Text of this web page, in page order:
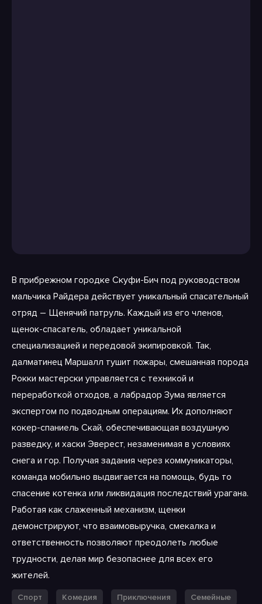
В прибрежном городке Скуфи-Бич под руководством
мальчика Райдера действует уникальный спасательный
отряд – Щенячий патруль. Каждый из его членов,
щенок-спасатель, обладает уникальной
специализацией и передовой экипировкой. Так,
далматинец Маршалл тушит пожары, смешанная порода
Рокки мастерски управляется с техникой и
переработкой отходов, а лабрадор Зума является
экспертом по подводным операциям. Их дополняют
кокер-спаниель Скай, обеспечивающая воздушную
разведку, и хаски Эверест, незаменимая в условиях
снега и гор. Получая задания через коммуникаторы,
команда мобильно выдвигается на помощь, будь то
спасение котенка или ликвидация последствий урагана.
Работая как слаженный механизм, щенки
демонстрируют, что взаимовыручка, смекалка и
ответственность позволяют преодолеть любые
трудности, делая мир безопаснее для всех его
жителей.
Спорт Комедия Приключения Семейные